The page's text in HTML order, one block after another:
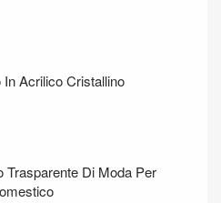
In Acrilico Cristallino
Trasparente Di Moda Per